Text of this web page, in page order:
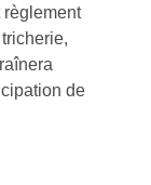
règlement
de